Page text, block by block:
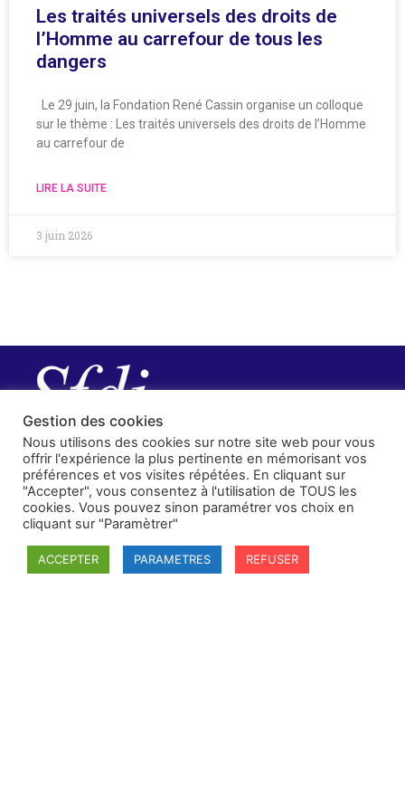
Les traités universels des droits de
l’Homme au carrefour de tous les
dangers
Le 29 juin, la Fondation René Cassin organise un colloque
sur le thème : Les traités universels des droits de l’Homme
au carrefour de
LIRE LA SUITE
3 juin 2026
SFDI
Gestion des cookies
Nous utilisons des cookies sur notre site web pour vous
offrir l'expérience la plus pertinente en mémorisant vos
préférences et vos visites répétées. En cliquant sur
"Accepter", vous consentez à l'utilisation de TOUS les
cookies. Vous pouvez sinon paramétrer vos choix en
cliquant sur "Paramètrer"
ACCEPTER PARAMETRES REFUSER